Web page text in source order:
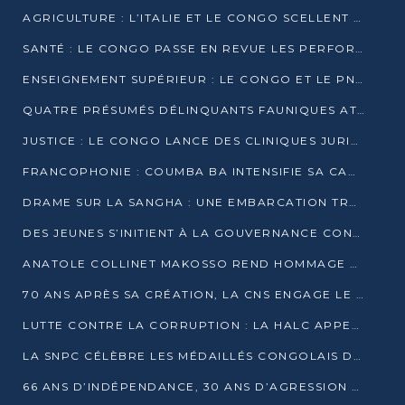
AGRICULTURE : L’ITALIE ET LE CONGO SCELLENT UN PARTENARIAT POUR UNE PRODUCTION LOCALE DURABLE
SANTÉ : LE CONGO PASSE EN REVUE LES PERFORMANCES DE SES HÔPITAUX À MI-PARCOURS
ENSEIGNEMENT SUPÉRIEUR : LE CONGO ET LE PNUD VEULENT RAPPROCHER LA FORMATION UNIVERSITAIRE DES BESOINS DU MARCHÉ DE L’EMPLOI
QUATRE PRÉSUMÉS DÉLINQUANTS FAUNIQUES ATTENDUS DEVANT LA JUSTICE POUR TRAFIC D’IVOIRE
JUSTICE : LE CONGO LANCE DES CLINIQUES JURIDIQUES POUR RAPPROCHER LE DROIT DES CITOYENS
FRANCOPHONIE : COUMBA BA INTENSIFIE SA CAMPAGNE POUR LA SUCCESSION À LA TÊTE DE L’OIF
DRAME SUR LA SANGHA : UNE EMBARCATION TRANSPORTANT DES FIDÈLES DE « NZAMBÉ YA L’HUILE » FAIT NAUFRAGE À OUESSO
DES JEUNES S’INITIENT À LA GOUVERNANCE CONTINENTALE À BRAZZAVILLE
ANATOLE COLLINET MAKOSSO REND HOMMAGE À JEAN-PAUL PIGASSE
70 ANS APRÈS SA CRÉATION, LA CNS ENGAGE LE VIRAGE DE LA DIGITALISATION
LUTTE CONTRE LA CORRUPTION : LA HALC APPELLE À PASSER DES DISCOURS AUX ACTES
LA SNPC CÉLÈBRE LES MÉDAILLÉS CONGOLAIS DES OLYMPIADES PANAFRICAINES DE MATHÉMATIQUES 2026
66 ANS D’INDÉPENDANCE, 30 ANS D’AGRESSION RWANDAISE : 4 PRÉSIDENCES, UN ÉCHEC COLLECTIF